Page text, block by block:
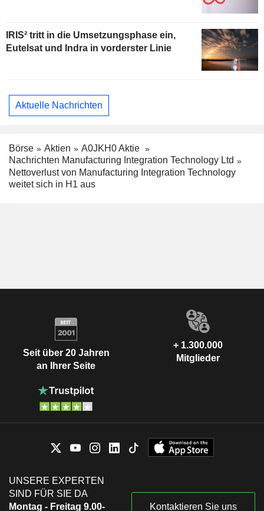
IRIS² tritt in die Umsetzungsphase ein,
Eutelsat und Indra in vorderster Linie
Aktuelle Nachrichten
Börse Aktien
A0JKH0 Aktie
Nachrichten Manufacturing Integration Technology Ltd
Nettoverlust von Manufacturing Integration Technology
weitet sich in H1 aus
Seit über 20 Jahren
an Ihrer Seite
+ 1.300.000
Mitglieder
UNSERE EXPERTEN
SIND FÜR SIE DA
Montag - Freitag 9.00-
Kontaktieren Sie uns